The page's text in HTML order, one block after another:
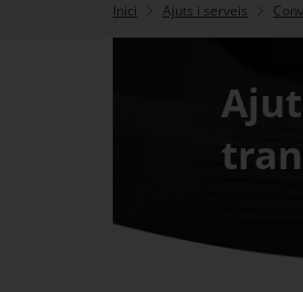
Inici Ajuts i serveis